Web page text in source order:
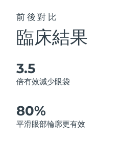
前後對比
臨床結果
3.5
倍有效減少眼袋
80%
平滑眼部輪廓更有效
黎巴嫩
立陶宛
盧森堡
馬來西亞